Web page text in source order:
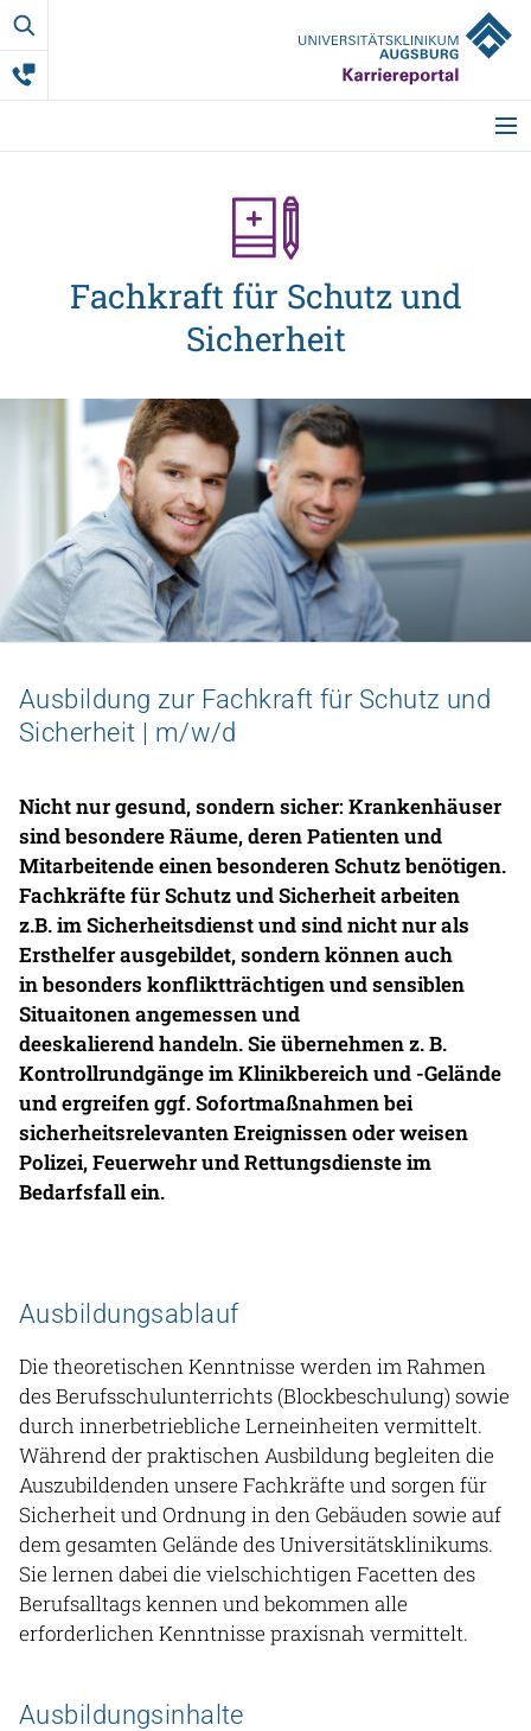
Fachkraft
für
Schutz
Sicherheit
Weitere Mitarbeit
Zu den Stellenangeboten
Universitätsklinikum
Fachkraft für Schutz und
Sicherheit
Ausbildung zur Fachkraft für Schutz und
Sicherheit | m/w/d
Nicht nur gesund, sondern sicher: Krankenhäuser
sind besondere Räume, deren Patienten und
Mitarbeitende einen besonderen Schutz benötigen.
Fachkräfte für Schutz und Sicherheit arbeiten
z.B. im Sicherheitsdienst und sind nicht nur als
Ersthelfer ausgebildet, sondern können auch
in besonders konfliktträchtigen und sensiblen
Situaitonen angemessen und
deeskalierend handeln. Sie übernehmen z. B.
Kontrollrundgänge im Klinikbereich und -Gelände
und ergreifen ggf. Sofortmaßnahmen bei
sicherheitsrelevanten Ereignissen oder weisen
Polizei, Feuerwehr und Rettungsdienste im
Bedarfsfall ein.
Ausbildungsablauf
Die theoretischen Kenntnisse werden im Rahmen
des Berufsschulunterrichts (Blockbeschulung) sowie
durch innerbetriebliche Lerneinheiten vermittelt.
Während der praktischen Ausbildung begleiten die
Auszubildenden unsere Fachkräfte und sorgen für
Sicherheit und Ordnung in den Gebäuden sowie auf
dem gesamten Gelände des Universitätsklinikums.
Sie lernen dabei die vielschichtigen Facetten des
Berufsalltags kennen und bekommen alle
erforderlichen Kenntnisse praxisnah vermittelt.
Ausbildungsinhalte